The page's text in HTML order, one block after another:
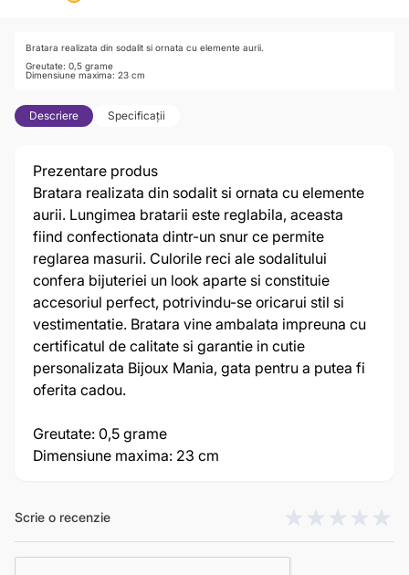
Bratara realizata din sodalit si ornata cu elemente aurii.
Greutate: 0,5 grame
Dimensiune maxima: 23 cm
Descriere Specificații
Prezentare produs
Bratara realizata din sodalit si ornata cu elemente
aurii. Lungimea bratarii este reglabila, aceasta
fiind confectionata dintr-un snur ce permite
reglarea masurii. Culorile reci ale sodalitului
confera bijuteriei un look aparte si constituie
accesoriul perfect, potrivindu-se oricarui stil si
vestimentatie. Bratara vine ambalata impreuna cu
certificatul de calitate si garantie in cutie
personalizata Bijoux Mania, gata pentru a putea fi
oferita cadou.
Greutate: 0,5 grame
Dimensiune maxima: 23 cm
Scrie o recenzie